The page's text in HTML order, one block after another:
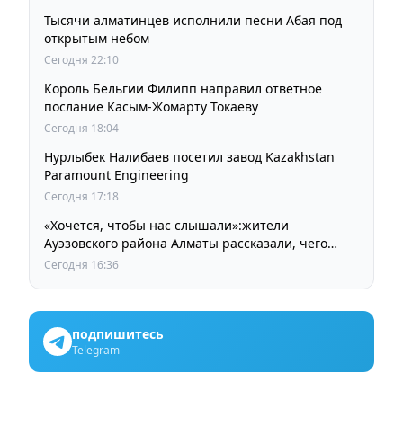
Тысячи алматинцев исполнили песни Абая под
открытым небом
Сегодня 22:10
Король Бельгии Филипп направил ответное
послание Касым-Жомарту Токаеву
Сегодня 18:04
Нурлыбек Налибаев посетил завод Kazakhstan
Paramount Engineering
Сегодня 17:18
«Хочется, чтобы нас слышали»:жители
Ауэзовского района Алматы рассказали, чего
ждут от выборов депутатов Курултая
Сегодня 16:36
подпишитесь
Telegram